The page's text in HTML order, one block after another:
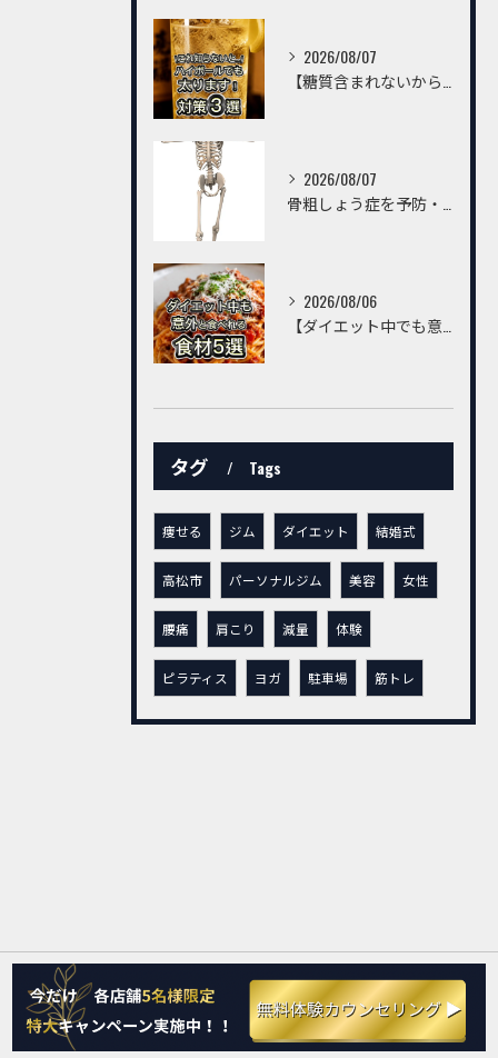
2026/08/07
2026/08/07
2026/08/06
タグ Tags
痩せる ジム ダイエット 結婚式
高松市 パーソナルジム 美容 女性
腰痛 肩こり 減量 体験
ピラティス ヨガ 駐車場 筋トレ